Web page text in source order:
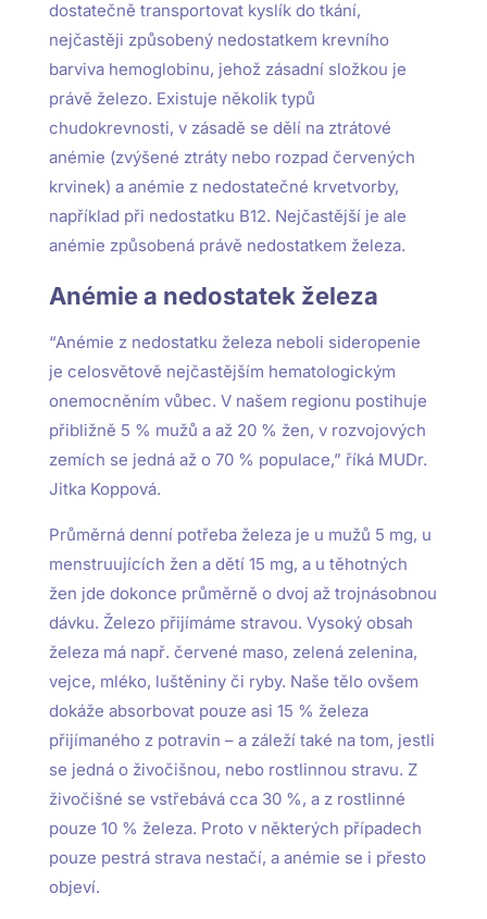
dostatečně transportovat kyslík do tkání,
nejčastěji způsobený nedostatkem krevního
barviva hemoglobinu, jehož zásadní složkou je
právě železo. Existuje několik typů
chudokrevnosti, v zásadě se dělí na ztrátové
anémie (zvýšené ztráty nebo rozpad červených
krvinek) a anémie z nedostatečné krvetvorby,
například při nedostatku B12. Nejčastější je ale
anémie způsobená právě nedostatkem železa.
Anémie a nedostatek železa
“Anémie z nedostatku železa neboli sideropenie
je celosvětově nejčastějším hematologickým
onemocněním vůbec. V našem regionu postihuje
přibližně 5 % mužů a až 20 % žen, v rozvojových
zemích se jedná až o 70 % populace,” říká MUDr.
Jitka Koppová.
Průměrná denní potřeba železa je u mužů 5 mg, u
menstruujících žen a dětí 15 mg, a u těhotných
žen jde dokonce průměrně o dvoj až trojnásobnou
dávku. Železo přijímáme stravou. Vysoký obsah
železa má např. červené maso, zelená zelenina,
vejce, mléko, luštěniny či ryby. Naše tělo ovšem
dokáže absorbovat pouze asi 15 % železa
přijímaného z potravin – a záleží také na tom, jestli
se jedná o živočišnou, nebo rostlinnou stravu. Z
živočišné se vstřebává cca 30 %, a z rostlinné
pouze 10 % železa. Proto v některých případech
pouze pestrá strava nestačí, a anémie se i přesto
objeví.